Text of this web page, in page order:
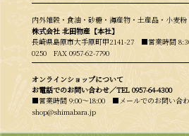
内外雑穀・食油・砂糖・海産物・土産品・小麦
株式会社 北田物産【本社】
長崎県島原市大手原町甲2141-27 ■営業時間
0250FAX 0957-62-7790
オンラインショップについて
お電話でのお問い合わせ／TEL 0957-64-4300
■営業時間 9:00〜18:00 ■メールでのお問い合
shop@shimabara.jp